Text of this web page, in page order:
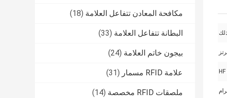
مكافحة المعادن تتفاعل العلامة (18)
البطانة تتفاعل العلامة (33)
بيجون خاتم العلامة (24)
علامة RFID مسمار (31)
ملصقات RFID مخصصة (14)